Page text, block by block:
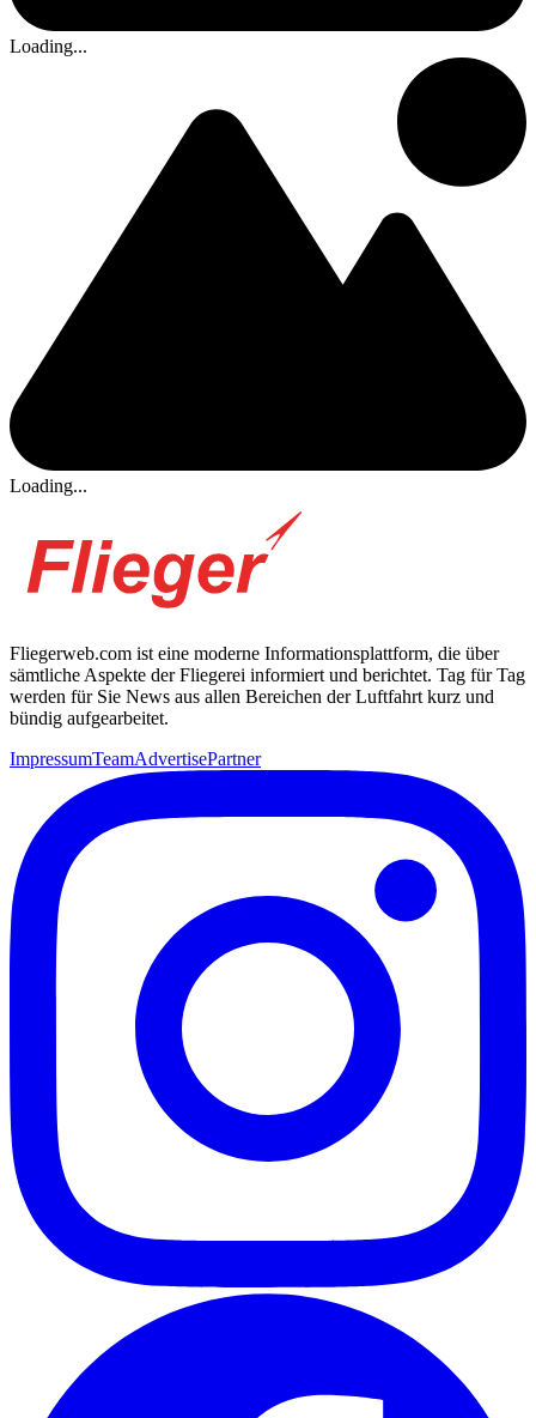
Loading...
Loading...
Fliegerweb.com ist eine moderne Informationsplattform, die über
sämtliche Aspekte der Fliegerei informiert und berichtet. Tag für Tag
werden für Sie News aus allen Bereichen der Luftfahrt kurz und
bündig aufgearbeitet.
ImpressumTeamAdvertisePartner